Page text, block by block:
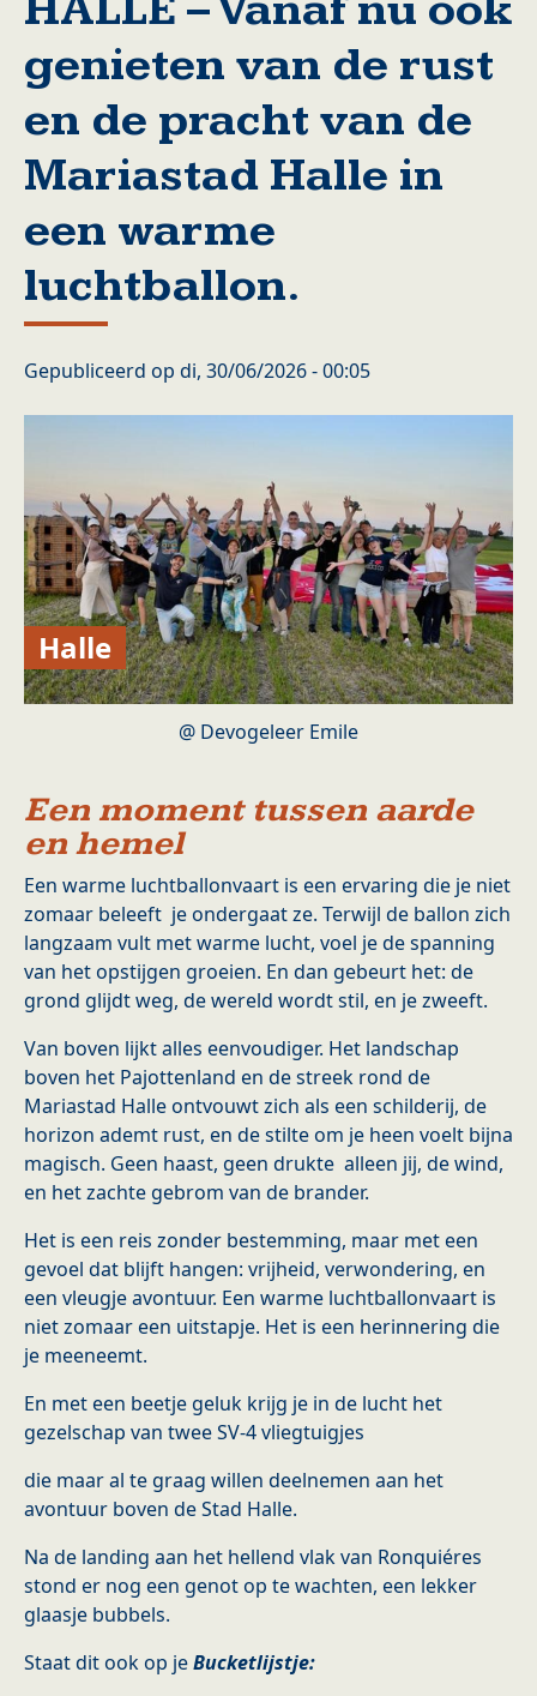
genieten van de rust
en de pracht van de
Mariastad Halle in
een warme
luchtballon.
Gepubliceerd op di, 30/06/2026 - 00:05
Halle
@ Devogeleer Emile
Een moment tussen aarde
en hemel
Een warme luchtballonvaart is een ervaring die je niet
zomaar beleeft je ondergaat ze. Terwijl de ballon zich
langzaam vult met warme lucht, voel je de spanning
van het opstijgen groeien. En dan gebeurt het: de
grond glijdt weg, de wereld wordt stil, en je zweeft.
Van boven lijkt alles eenvoudiger. Het landschap
boven het Pajottenland en de streek rond de
Mariastad Halle ontvouwt zich als een schilderij, de
horizon ademt rust, en de stilte om je heen voelt bijna
magisch. Geen haast, geen drukte alleen jij, de wind,
en het zachte gebrom van de brander.
Het is een reis zonder bestemming, maar met een
gevoel dat blijft hangen: vrijheid, verwondering, en
een vleugje avontuur. Een warme luchtballonvaart is
niet zomaar een uitstapje. Het is een herinnering die
je meeneemt.
En met een beetje geluk krijg je in de lucht het
gezelschap van twee SV-4 vliegtuigjes
die maar al te graag willen deelnemen aan het
avontuur boven de Stad Halle.
Na de landing aan het hellend vlak van Ronquiéres
stond er nog een genot op te wachten, een lekker
glaasje bubbels.
Staat dit ook op jeBucketlijstje: